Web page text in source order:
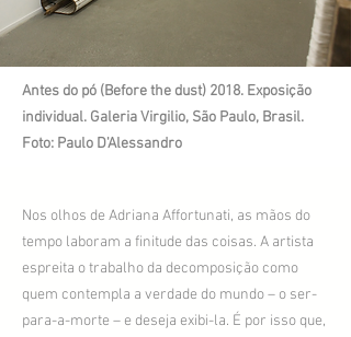
Antes do pó (Before the dust) 2018. Exposição
individual. Galeria Virgilio, São Paulo, Brasil.
Foto: Paulo D'Alessandro
Nos olhos de Adriana Affortunati, as mãos do
tempo laboram a finitude das coisas. A artista
espreita o trabalho da decomposição como
quem contempla a verdade do mundo – o ser-
para-a-morte – e deseja exibi-la. É por isso que,